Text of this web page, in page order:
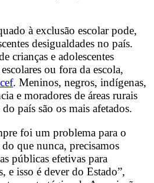
à exclusão escolar pode,
desigualdades no país.
crianças e adolescentes
ou fora da escola,
. Meninos, negros, indígenas,
e moradores de áreas rurais
país são os mais afetados.
foi um problema para o
que nunca, precisamos
públicas efetivas para
e isso é dever do Estado”,